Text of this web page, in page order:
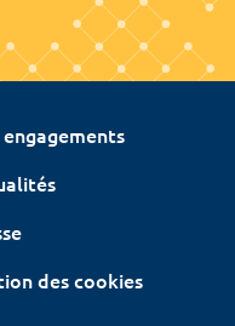
engagements
des cookies